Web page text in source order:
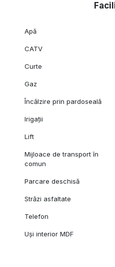
Apă
CATV
Curte
Gaz
Încălzire prin pardoseală
Irigații
Lift
Mijloace de transport în
comun
Parcare deschisă
Străzi asfaltate
Telefon
Uși interior MDF